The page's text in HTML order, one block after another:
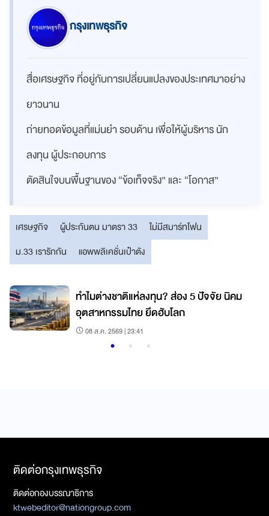
กรุงเทพธุรกิจ
สื่อเศรษฐกิจ ที่อยู่กับการเปลี่ยนแปลงของประเทศมาอย่าง
ยาวนาน
ถ่ายทอดข้อมูลที่แม่นยำ รอบด้าน เพื่อให้ผู้บริหาร นัก
ลงทุน ผู้ประกอบการ
ตัดสินใจบนพื้นฐานของ “ข้อเท็จจริง” และ “โอกาส”
เศรษฐกิจ ผู้ประกันตน มาตรา 33
ไม่มีสมาร์ทโฟน
ม.33 เรารักกัน
แอพพลิเคชั่นเป๋าตัง
ทำไมต่างชาติแห่ลงทุน? ส่อง 5 ปัจจัย นิคม
อุตสาหกรรมไทย ยึดฮับโลก
08 ส.ค. 2569 | 23:41
ติดต่อกรุงเทพธุรกิจ
ติดต่อกองบรรณาธิการ
ktwebeditor@nationgroup.com